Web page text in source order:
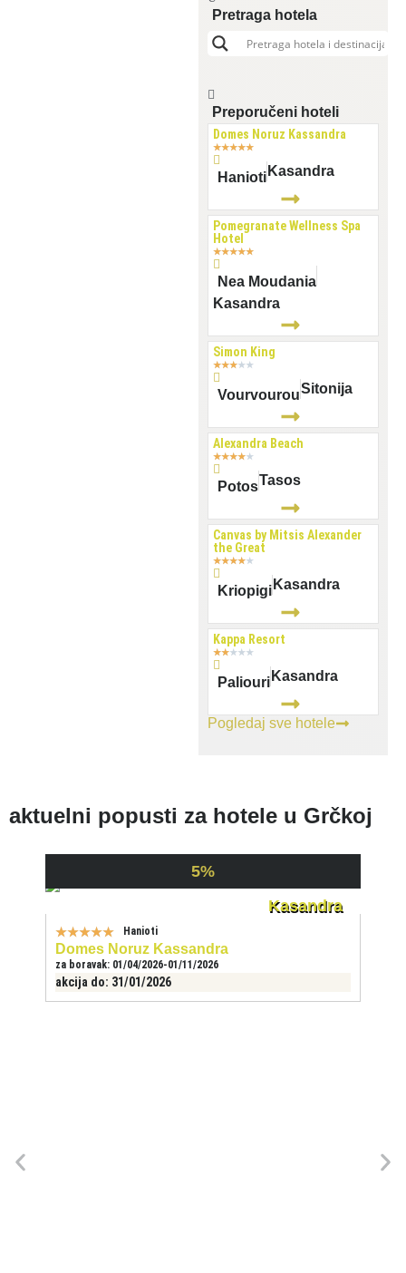
Pretraga hotela
Preporučeni hoteli
Domes Noruz Kassandra
★★★★★
Hanioti Kasandra
Pomegranate Wellness Spa
Hotel
★★★★★
Nea Moudania
Kasandra
Simon King
★★★★★
VourvourouSitonija
Alexandra Beach
★★★★★
PotosTasos
Canvas by Mitsis Alexander
the Great
★★★★★
Kriopigi Kasandra
Kappa Resort
★★★★★
Paliouri Kasandra
Pogledaj sve hotele
aktuelni popusti za hotele u Grčkoj
5%
Kasandra
★★★★★ Hanioti
Domes Noruz Kassandra
za boravak: 01/04/2026-01/11/2026
akcija do: 31/01/2026